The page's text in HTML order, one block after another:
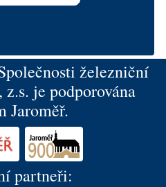
železniční
je podporována
Jaroměř.
partneři: